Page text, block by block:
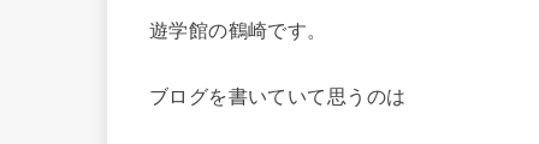
遊学館の鶴崎です。
ブログを書いていて思うのは